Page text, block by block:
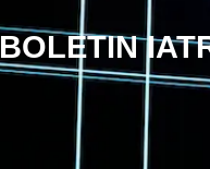
BOLETIN